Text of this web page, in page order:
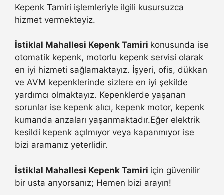
Kepenk Tamiri işlemleriyle ilgili kusursuzca
hizmet vermekteyiz.
İstiklal Mahallesi Kepenk Tamiri konusunda ise
otomatik kepenk, motorlu kepenk servisi olarak
en iyi hizmeti sağlamaktayız. İşyeri, ofis, dükkan
ve AVM kepenklerinde sizlere en iyi şekilde
yardımcı olmaktayız. Kepenklerde yaşanan
sorunlar ise kepenk alıcı, kepenk motor, kepenk
kumanda arızaları yaşanmaktadır.Eğer elektrik
kesildi kepenk açılmıyor veya kapanmıyor ise
bizi aramanız yeterlidir.
İstiklal Mahallesi Kepenk Tamiri için güvenilir
bir usta arıyorsanız; Hemen bizi arayın!